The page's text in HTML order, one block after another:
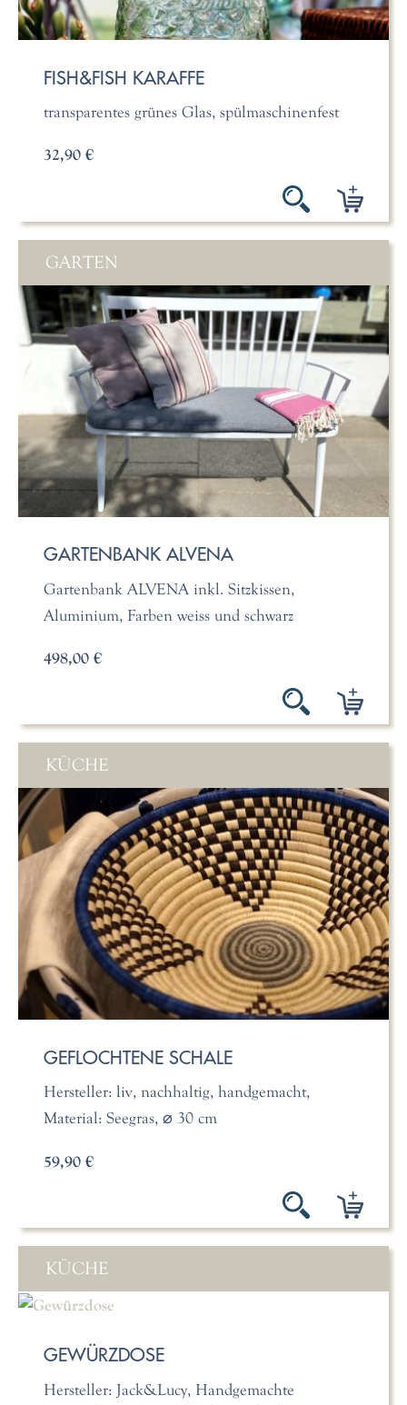
FISH&FISH KARAFFE
transparentes grünes Glas, spülmaschinenfest
32,90 €
GARTEN
GARTENBANK ALVENA
Gartenbank ALVENA inkl. Sitzkissen,
Aluminium, Farben weiss und schwarz
498,00 €
KÜCHE
GEFLOCHTENE SCHALE
Hersteller: liv, nachhaltig, handgemacht,
Material: Seegras, ⌀ 30 cm
59,90 €
KÜCHE
GEWÜRZDOSE
Hersteller: Jack&Lucy, Handgemachte